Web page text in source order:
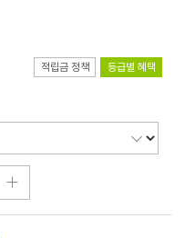
적립금 정책 등급별 혜택